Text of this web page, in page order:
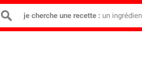
je cherche une recette : un